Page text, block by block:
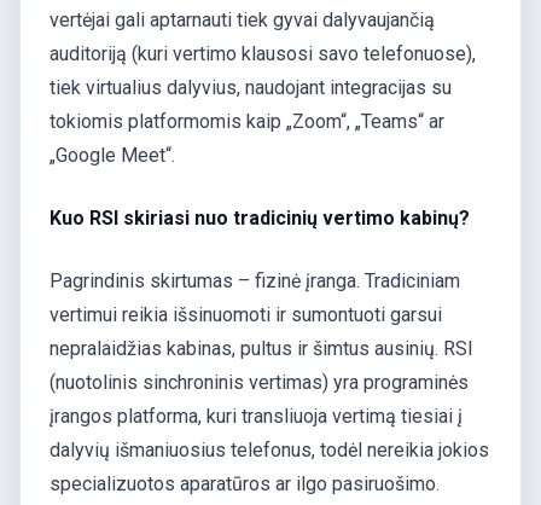
vertėjai gali aptarnauti tiek gyvai dalyvaujančią
auditoriją (kuri vertimo klausosi savo telefonuose),
tiek virtualius dalyvius, naudojant integracijas su
tokiomis platformomis kaip „Zoom“, „Teams“ ar
„Google Meet“.
Kuo RSI skiriasi nuo tradicinių vertimo kabinų?
Pagrindinis skirtumas – fizinė įranga. Tradiciniam
vertimui reikia išsinuomoti ir sumontuoti garsui
nepralaidžias kabinas, pultus ir šimtus ausinių. RSI
(nuotolinis sinchroninis vertimas) yra programinės
įrangos platforma, kuri transliuoja vertimą tiesiai į
dalyvių išmaniuosius telefonus, todėl nereikia jokios
specializuotos aparatūros ar ilgo pasiruošimo.